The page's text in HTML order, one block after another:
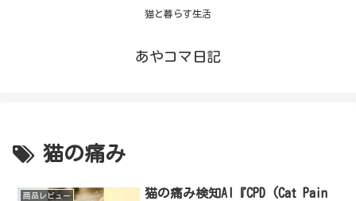
猫と暮らす生活
あやコマ日記
猫の痛み
商品レビュー
猫の痛み検知AI『CPD (Cat Pain